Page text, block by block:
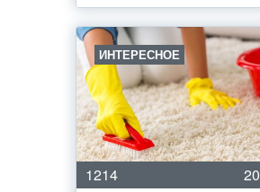
ИНТЕРЕСНОЕ
1214